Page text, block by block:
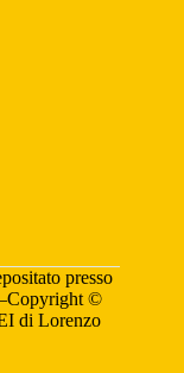
presso
©
di Lorenzo